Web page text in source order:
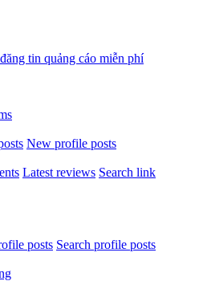
New profile posts
Latest reviews Search link
posts Search profile posts